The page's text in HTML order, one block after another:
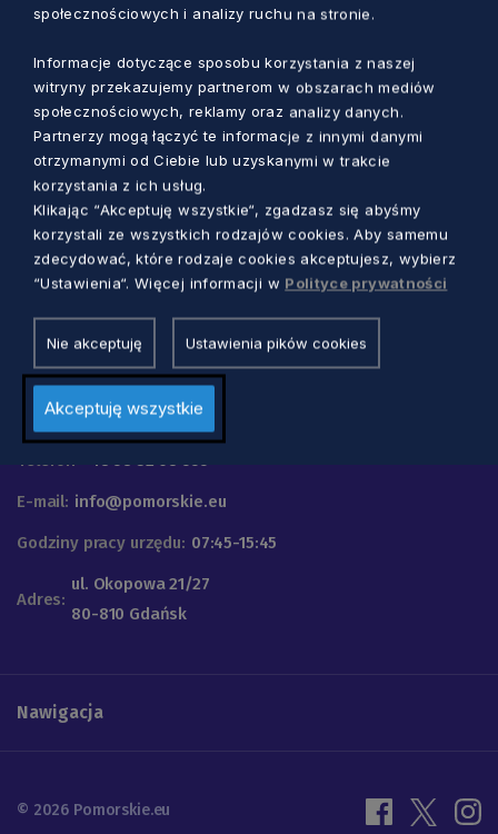
Już dziś poznamy najlepszych nauczycieli
4 lata temu
Urząd Marszałkowski
Województwa Pomorskiego
Telefon +48 58 32 68 555
E-mail: info@pomorskie.eu
Godziny pracy urzędu: 07:45-15:45
Adres:
ul. Okopowa 21/27
80-810 Gdańsk
Nawigacja
© 2026 Pomorskie.eu
społecznościowych i analizy ruchu na stronie.
Informacje dotyczące sposobu korzystania z naszej
witryny przekazujemy partnerom w obszarach mediów
społecznościowych, reklamy oraz analizy danych.
Partnerzy mogą łączyć te informacje z innymi danymi
otrzymanymi od Ciebie lub uzyskanymi w trakcie
korzystania z ich usług.
Klikając “Akceptuję wszystkie“, zgadzasz się abyśmy
korzystali ze wszystkich rodzajów cookies. Aby samemu
zdecydować, które rodzaje cookies akceptujesz, wybierz
“Ustawienia“. Więcej informacji w Polityce prywatności
Nie akceptuję Ustawienia pików cookies
Akceptuję wszystkie